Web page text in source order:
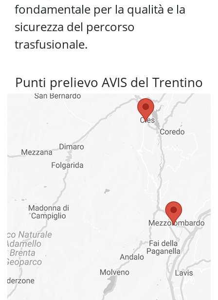
fondamentale per la qualità e la
sicurezza del percorso
trasfusionale.
Punti prelievo AVIS del Trentino